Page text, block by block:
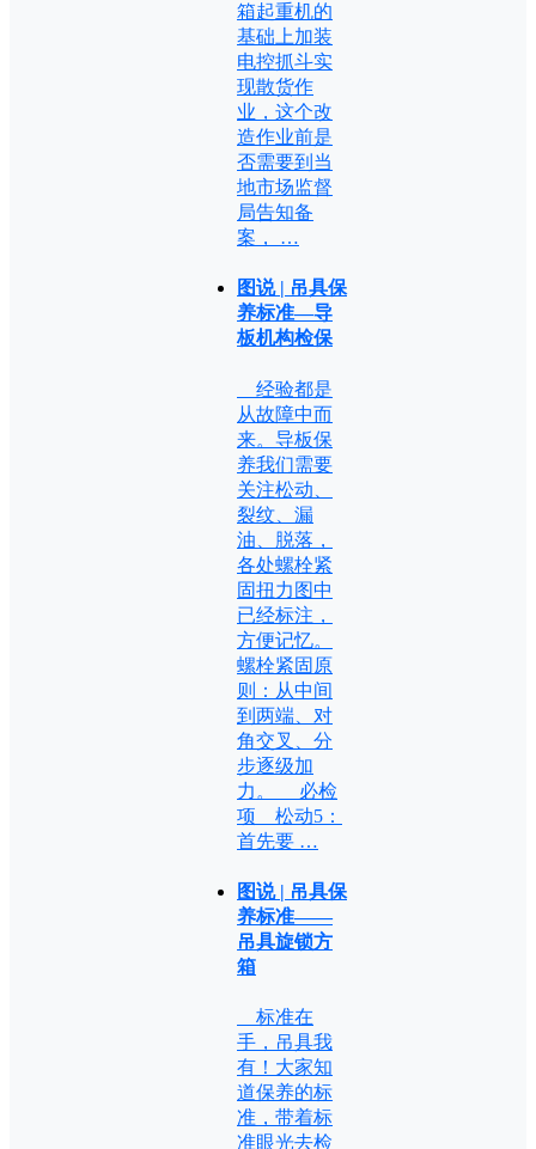
箱起重机的
基础上加装
电控抓斗实
现散货作
业，这个改
造作业前是
否需要到当
地市场监督
局告知备
案， …
图说 | 吊具保
养标准—导
板机构检保
经验都是
从故障中而
来。导板保
养我们需要
关注松动、
裂纹、漏
油、脱落，
各处螺栓紧
固扭力图中
已经标注，
方便记忆。
螺栓紧固原
则：从中间
到两端、对
角交叉、分
步逐级加
力。 必检
项 松动5：
首先要 …
图说 | 吊具保
养标准——
吊具旋锁方
箱
标准在
手，吊具我
有！大家知
道保养的标
准，带着标
准眼光去检